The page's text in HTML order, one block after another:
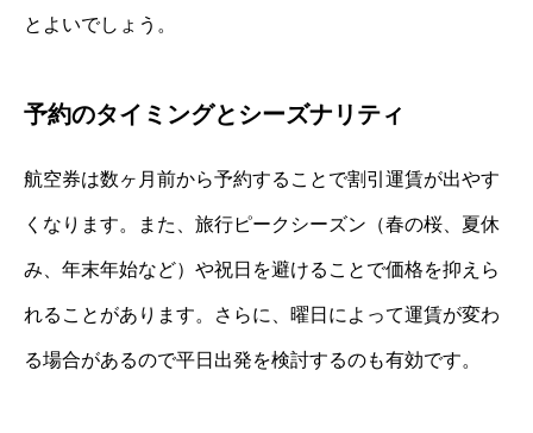
とよいでしょう。
予約のタイミングとシーズナリティ
航空券は数ヶ月前から予約することで割引運賃が出やす
くなります。また、旅行ピークシーズン（春の桜、夏休
み、年末年始など）や祝日を避けることで価格を抑えら
れることがあります。さらに、曜日によって運賃が変わ
る場合があるので平日出発を検討するのも有効です。